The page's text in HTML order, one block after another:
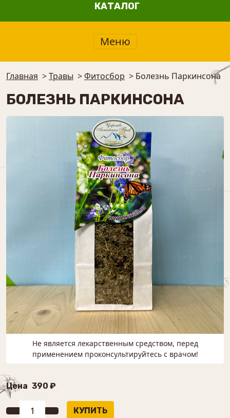
КАТАЛОГ
Меню
Главная >Травы >⁠Фитосбор > Болезнь Паркинсона
БОЛЕЗНЬ ПАРКИНСОНА
Не является лекарственным средством, перед
применением проконсультируйтесь с врачом!
Цена 390 ₽